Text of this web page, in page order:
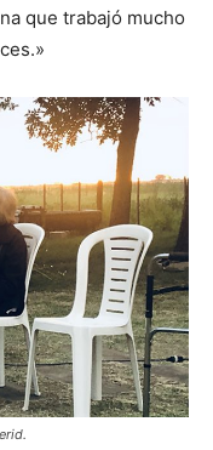
que trabajó mucho